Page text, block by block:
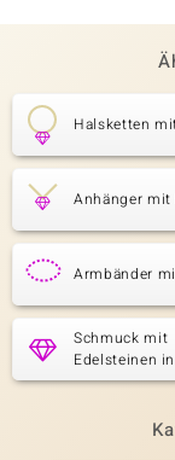
Halsketten
Anhänger
Armbänder
Schmuck mit
Edelsteinen